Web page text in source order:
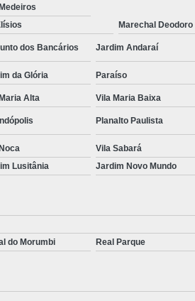
Tratamento para Transtorno de
Tratamento para
Tratamento para Transtorno do
Marechal Deodoro
dos Bancários Jardim Andaraí
da Glória Paraíso
Alta Vila Maria Baixa
Planalto Paulista
Vila Sabará
Lusitânia Jardim Novo Mundo
do Morumbi Real Parque